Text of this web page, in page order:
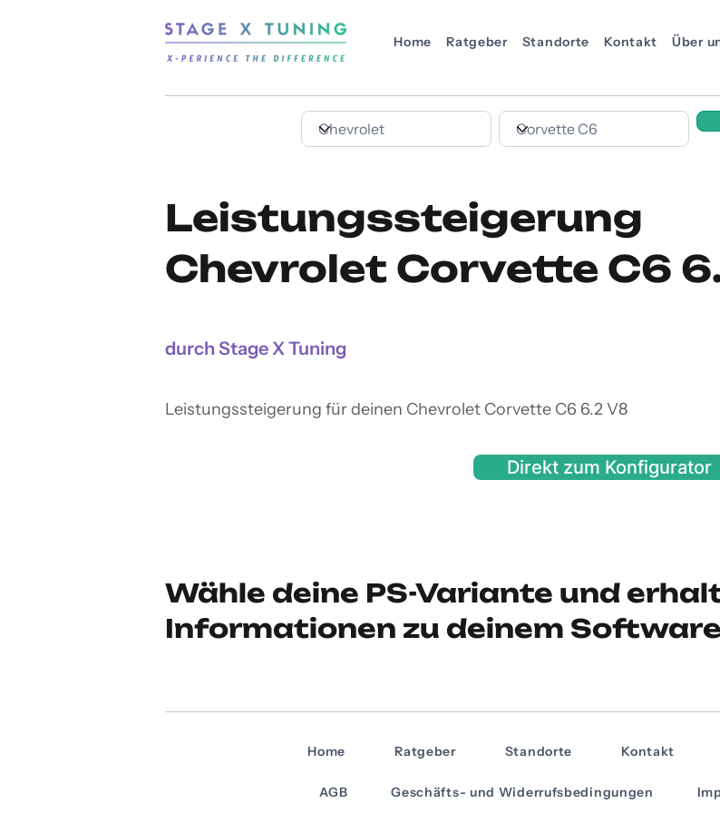
Home Ratgeber Standorte Kontakt Über
Leistungssteigerung
Chevrolet Corvette C6
durch Stage X Tuning
Leistungssteigerung für deinen Chevrolet Corvette C6 6.2 V8
Direkt zum Konfigurator
Wähle deine PS-Variante und
Informationen zu deinem
Home Ratgeber Standorte Kontakt
AGB Geschäfts- und Widerrufsbedingungen